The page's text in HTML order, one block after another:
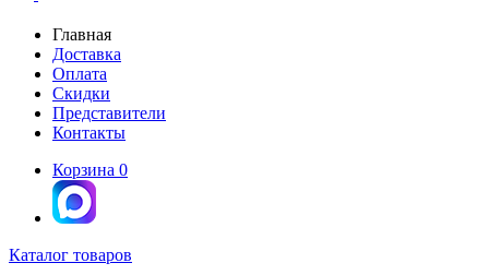
Главная
Доставка
Оплата
Скидки
Представители
Контакты
Корзина 0
Каталог товаров